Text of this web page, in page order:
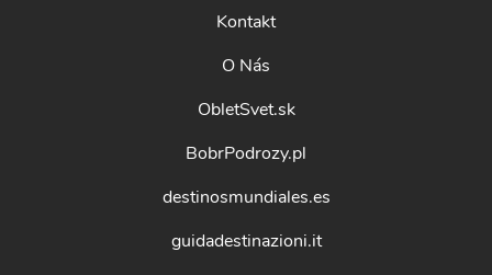
Kontakt
O Nás
ObletSvet.sk
BobrPodrozy.pl
destinosmundiales.es
guidadestinazioni.it